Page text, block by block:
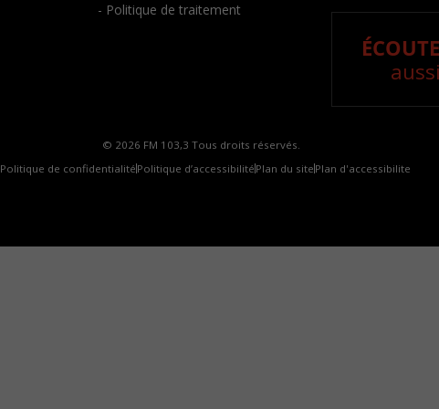
- Politique de traitement
© 2026 FM 103,3 Tous droits réservés.
Politique de confidentialité Politique d’accessibilité Plan du site Plan d'accessibilite